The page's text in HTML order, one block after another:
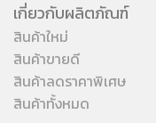
เกี่ยวกับผลิตภัณฑ์
สินค้าใหม่
สินค้าขายดี
สินค้าลดราคาพิเศษ
สินค้าทั้งหมด